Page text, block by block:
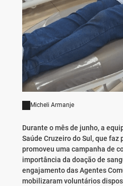
Micheli Armanje
Durante o mês de junho, a
Saúde Cruzeiro do Sul, que faz
promoveu uma campanha de
importância da doação de
engajamento das Agentes
mobilizaram voluntários